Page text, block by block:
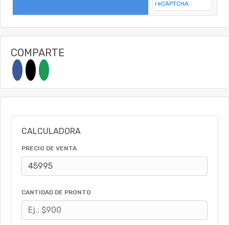
COMPARTE
CALCULADORA
PRECIO DE VENTA
CANTIDAD DE PRONTO